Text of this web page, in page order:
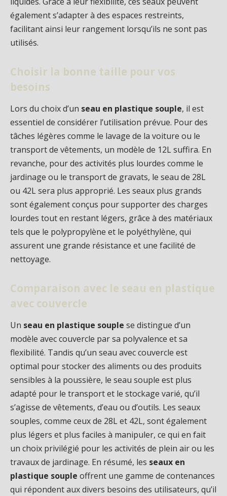
également s’adapter à des espaces restreints,
facilitant ainsi leur rangement lorsqu’ils ne sont pas
utilisés.
Choisir la bonne taille pour vos
besoins
Lors du choix d’un seau en plastique souple, il est
essentiel de considérer l’utilisation prévue. Pour des
tâches légères comme le lavage de la voiture ou le
transport de vêtements, un modèle de 12L suffira. En
revanche, pour des activités plus lourdes comme le
jardinage ou le transport de gravats, le seau de 28L
ou 42L sera plus approprié. Les seaux plus grands
sont également conçus pour supporter des charges
lourdes tout en restant légers, grâce à des matériaux
tels que le polypropylène et le polyéthylène, qui
assurent une grande résistance et une facilité de
nettoyage.
Comparaison avec le seau en plastique
avec couvercle
Un seau en plastique souple se distingue d’un
modèle avec couvercle par sa polyvalence et sa
flexibilité. Tandis qu’un seau avec couvercle est
optimal pour stocker des aliments ou des produits
sensibles à la poussière, le seau souple est plus
adapté pour le transport et le stockage varié, qu’il
s’agisse de vêtements, d’eau ou d’outils. Les seaux
souples, comme ceux de 28L et 42L, sont également
plus légers et plus faciles à manipuler, ce qui en fait
un choix privilégié pour les activités de plein air ou les
travaux de jardinage. En résumé, les seaux en
plastique souple offrent une gamme de contenances
qui répondent aux divers besoins des utilisateurs, qu’il